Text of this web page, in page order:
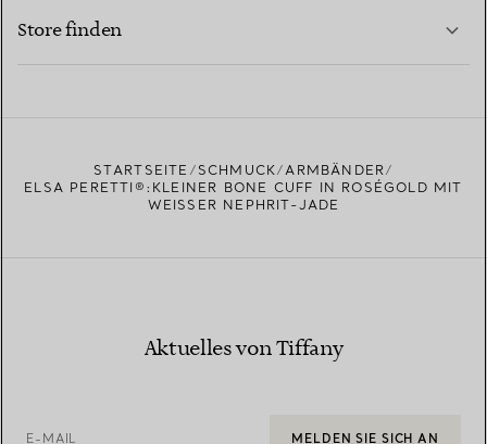
Store finden
STARTSEITE SCHMUCK
ARMBÄNDER
ELSA PERETTI®:KLEINER BONE CUFF IN ROSÉGOLD MIT
WEISSER NEPHRIT-JADE
Aktuelles von Tiffany
E-MAIL MELDEN SIE SICH AN